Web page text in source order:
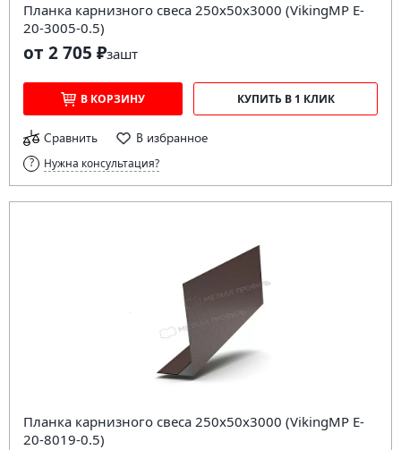
Планка карнизного свеса 250х50х3000 (VikingMP E-
20-3005-0.5)
от 2 705 ₽зашт
В КОРЗИНУ КУПИТЬ В 1 КЛИК
Сравнить В избранное
Нужна консультация?
Планка карнизного свеса 250х50х3000 (VikingMP E-
20-8019-0.5)